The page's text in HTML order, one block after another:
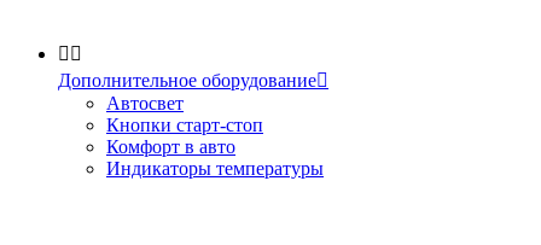
 
Дополнительное оборудование
Автосвет
Кнопки старт-стоп
Комфорт в авто
Индикаторы температуры